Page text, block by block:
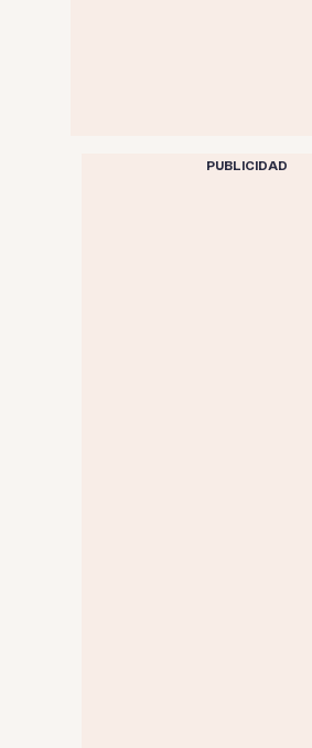
PUBLICIDAD